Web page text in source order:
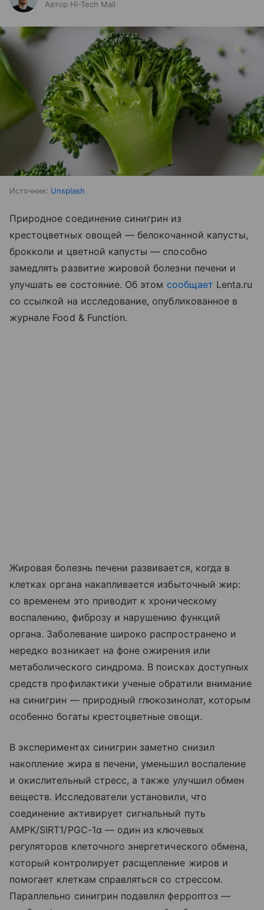
Автор Hi-Tech Mail
Источник: Unsplash
Природное соединение синигрин из
крестоцветных овощей — белокочанной капусты,
брокколи и цветной капусты — способно
замедлять развитие жировой болезни печени и
улучшать ее состояние. Об этом сообщает Lenta.ru
со ссылкой на исследование, опубликованное в
журнале Food & Function.
Жировая болезнь печени развивается, когда в
клетках органа накапливается избыточный жир:
со временем это приводит к хроническому
воспалению, фиброзу и нарушению функций
органа. Заболевание широко распространено и
нередко возникает на фоне ожирения или
метаболического синдрома. В поисках доступных
средств профилактики ученые обратили внимание
на синигрин — природный глюкозинолат, которым
особенно богаты крестоцветные овощи.
В экспериментах синигрин заметно снизил
накопление жира в печени, уменьшил воспаление
и окислительный стресс, а также улучшил обмен
веществ. Исследователи установили, что
соединение активирует сигнальный путь
AMPK/SIRT1/PGC-1α — один из ключевых
регуляторов клеточного энергетического обмена,
который контролирует расщепление жиров и
помогает клеткам справляться со стрессом.
Параллельно синигрин подавлял ферроптоз —